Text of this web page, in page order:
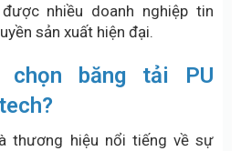
nhiều doanh nghiệp tin
sản xuất hiện đại.
băng tải PU
thương hiệu nổi tiếng về sự